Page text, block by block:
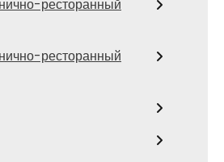
ресторанный
ресторанный